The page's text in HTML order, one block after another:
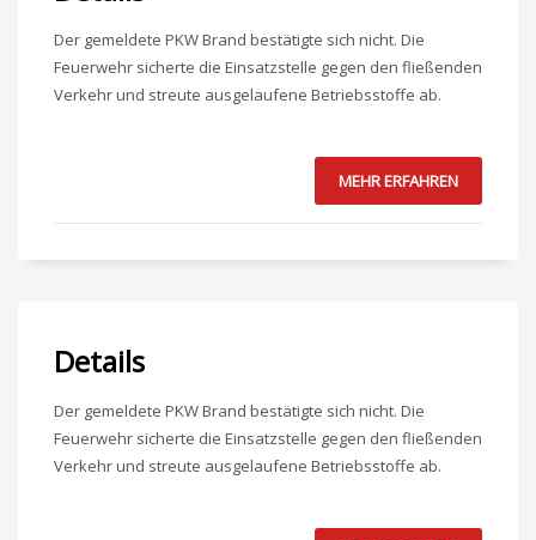
Der gemeldete PKW Brand bestätigte sich nicht. Die
Feuerwehr sicherte die Einsatzstelle gegen den fließenden
Verkehr und streute ausgelaufene Betriebsstoffe ab.
MEHR ERFAHREN
Details
Der gemeldete PKW Brand bestätigte sich nicht. Die
Feuerwehr sicherte die Einsatzstelle gegen den fließenden
Verkehr und streute ausgelaufene Betriebsstoffe ab.